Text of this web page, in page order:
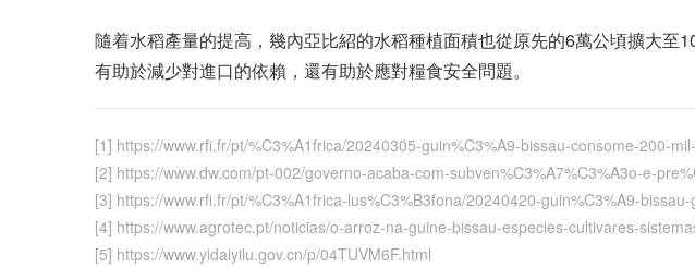
隨着水稻產量的提高，幾內亞比紹的水稻種植面積也從原先的6萬公頃擴大
有助於減少對進口的依賴，還有助於應對糧食安全問題。
[1] https://www.rfi.fr/pt/%C3%A1frica/20240305-guin%C3%A9-bissau-consome-200-
[2] https://www.dw.com/pt-002/governo-acaba-com-subven%C3%A7%C3%A3o-e-
[3] https://www.rfi.fr/pt/%C3%A1frica-lus%C3%B3fona/20240420-guin%C3%A9-
[4] https://www.agrotec.pt/noticias/o-arroz-na-guine-bissau-especies-cultivares-
[5] https://www.yidaiyilu.gov.cn/p/04TUVM6F.html